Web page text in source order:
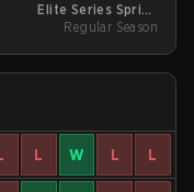
Elite Series Spring
2024 Regular Season
Regular Season
L W L L